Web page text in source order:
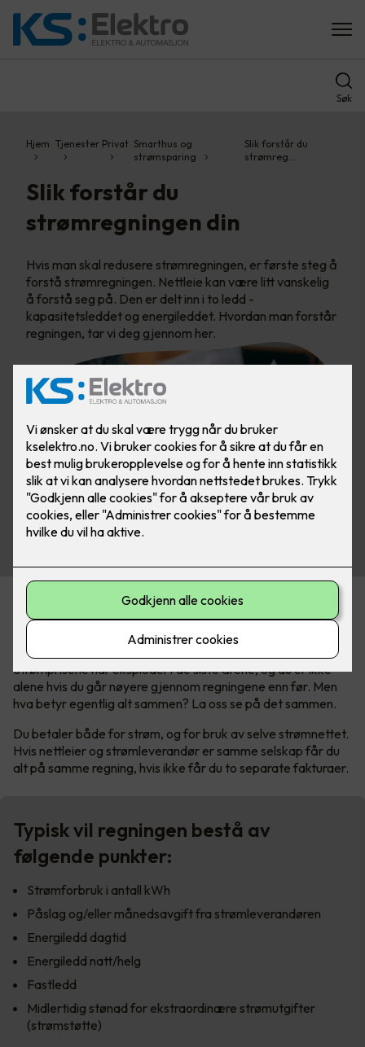
Søk
Hjem Tjenester Privat Smarthus og
strømsparing
Slik forstår du
strømreg…
Slik forstår du
strømregningen din
Hvis man skal redusere strømregningen, er første steg å
forstå strømregningen. Nettleie kan være litt vanskelig
å forstå seg på. Den er delt inn i to ledd -
kapasitetsleddet og energileddet. Hvordan man forstår
regningen, tar vi deg gjennom her.
Kan være tricky å forstå
strømregningen
Strømprisene har eksplodert de siste årene, og du er ikke
alene hvis du går nøyere gjennom regningene enn før. Men
hva betyr egentlig alt sammen? La oss se på det sammen.
Du betaler både for strøm, og for bruk av selve strømnettet.
Hvis nettleier og strømleverandør er samme selskap får du
alt på samme regning, hvis ikke får du to separate fakturaer.
Typisk vil regningen bestå av
følgende punkter:
Strømforbruk i antall kWh
Påslag og/eller månedsavgift fra strømleverandøren
Energiledd dagtid
Energiledd natt/helg
Fastledd
Midlertidig stønad for ekstraordinære strømutgifter
(strømstøtte)